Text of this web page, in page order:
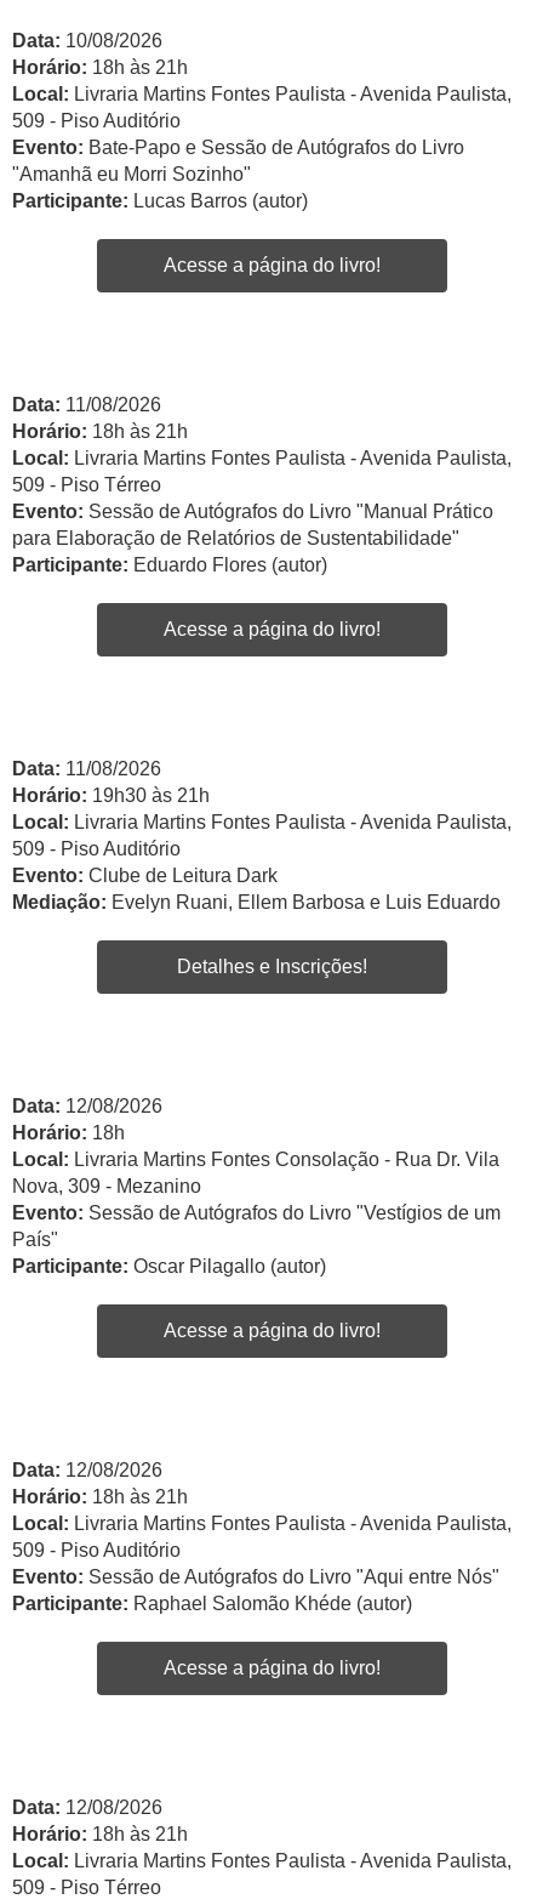
Data: 10/08/2026
Horário: 18h às 21h
Local: Livraria Martins Fontes Paulista - Avenida Paulista,
509 - Piso Auditório
Evento: Bate-Papo e Sessão de Autógrafos do Livro
"Amanhã eu Morri Sozinho"
Participante: Lucas Barros (autor)
Acesse a página do livro!
Data: 11/08/2026
Horário: 18h às 21h
Local: Livraria Martins Fontes Paulista - Avenida Paulista,
509 - Piso Térreo
Evento: Sessão de Autógrafos do Livro "Manual Prático
para Elaboração de Relatórios de Sustentabilidade"
Participante: Eduardo Flores (autor)
Acesse a página do livro!
Data: 11/08/2026
Horário: 19h30 às 21h
Local: Livraria Martins Fontes Paulista - Avenida Paulista,
509 - Piso Auditório
Evento: Clube de Leitura Dark
Mediação: Evelyn Ruani, Ellem Barbosa e Luis Eduardo
Detalhes e Inscrições!
Data: 12/08/2026
Horário: 18h
Local: Livraria Martins Fontes Consolação - Rua Dr. Vila
Nova, 309 - Mezanino
Evento: Sessão de Autógrafos do Livro "Vestígios de um
País"
Participante: Oscar Pilagallo (autor)
Acesse a página do livro!
Data: 12/08/2026
Horário: 18h às 21h
Local: Livraria Martins Fontes Paulista - Avenida Paulista,
509 - Piso Auditório
Evento: Sessão de Autógrafos do Livro "Aqui entre Nós"
Participante: Raphael Salomão Khéde (autor)
Acesse a página do livro!
Data: 12/08/2026
Horário: 18h às 21h
Local: Livraria Martins Fontes Paulista - Avenida Paulista,
509 - Piso Térreo